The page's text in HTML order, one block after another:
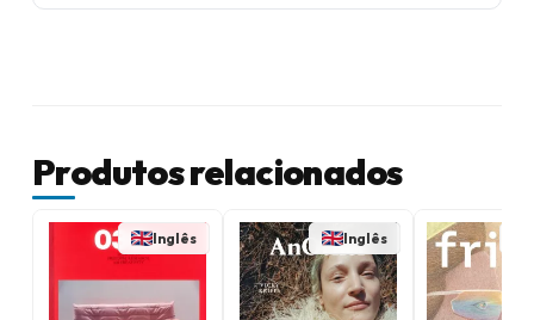
Produtos relacionados
Inglês Inglês